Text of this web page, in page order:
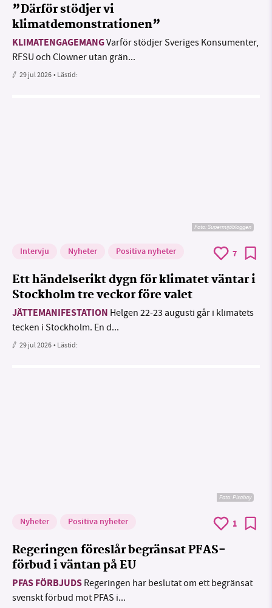
”Därför stödjer vi
klimatdemonstrationen”
KLIMATENGAGEMANGVarför stödjer Sveriges Konsumenter,
RFSU och Clowner utan grän...
29 jul 2026• Lästid:
Foto: Supermijöbloggen
Intervju Nyheter Positiva nyheter 7
Ett händelserikt dygn för klimatet väntar i
Stockholm tre veckor före valet
JÄTTEMANIFESTATION Helgen 22-23 augusti går i klimatets
tecken i Stockholm. En d...
29 jul 2026• Lästid:
Foto:Pixabay
Nyheter Positiva nyheter 1
Regeringen föreslår begränsat PFAS-
förbud i väntan på EU
PFAS FÖRBJUDS Regeringen har beslutat om ett begränsat
svenskt förbud mot PFAS i...